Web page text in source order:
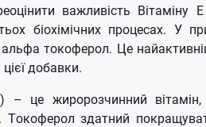
важливість Вітаміну
біохімічних процесах. У
токоферол. Це
добавки.
– це жиророзчинний
Токоферол здатний